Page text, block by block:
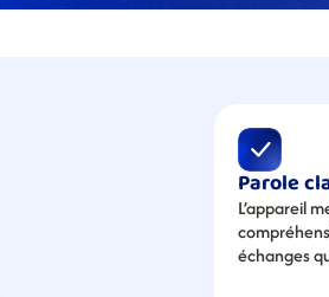
Parole
L’appareil
échanges